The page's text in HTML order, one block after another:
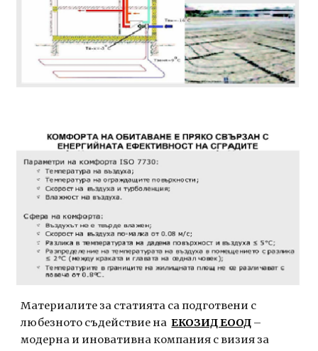
Материалите за статията са подготвени с
любезното съдействие на ЕКОЗИД ЕООД –
модерна и иновативна компания с визия за